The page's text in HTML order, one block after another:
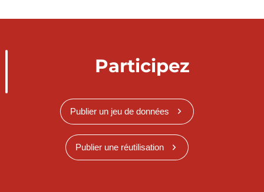
Participez
Publier un jeu de données
Publier une réutilisation